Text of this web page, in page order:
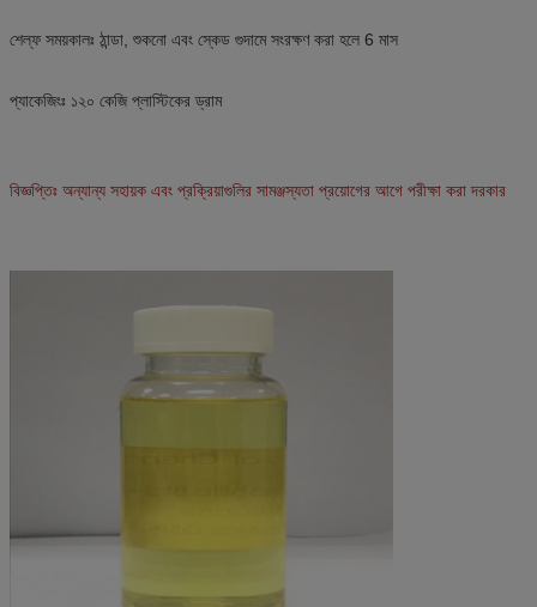
শেল্ফ সময়কালঃ ঠান্ডা, শুকনো এবং স্কেড গুদামে সংরক্ষণ করা হলে 6 মাস
প্যাকেজিংঃ ১২০ কেজি প্লাস্টিকের ড্রাম
বিজ্ঞপ্তিঃ অন্যান্য সহায়ক এবং প্রক্রিয়াগুলির সামঞ্জস্যতা প্রয়োগের আগে পরীক্ষা করা দরকার